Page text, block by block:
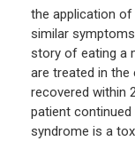
the application
similar
story of eating a
are treated in the
recovered within
patient
syndrome is a